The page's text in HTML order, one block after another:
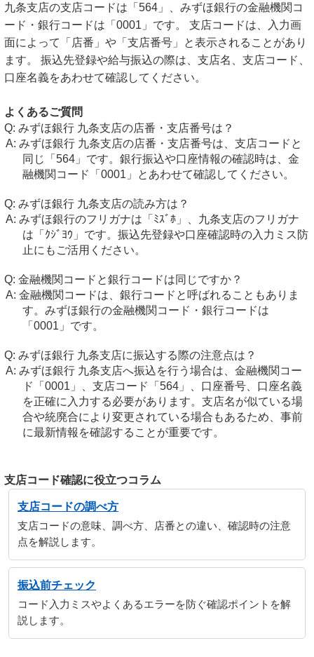
九条支店の支店コードは「564」、みずほ銀行の金融機関コ
ード・銀行コードは「0001」です。 支店コードは、入力画
面によって「店番」や「支店番号」と表示されることがあり
ます。 振込先登録や給与振込の際は、支店名、支店コード、
口座名義をあわせて確認してください。
よくあるご質問
みずほ銀行 九条支店の店番・支店番号は？
みずほ銀行 九条支店の店番・支店番号は、支店コードと
同じ「564」です。銀行振込や口座情報の確認時は、金
融機関コード「0001」とあわせて確認してください。
みずほ銀行 九条支店の読み方は？
みずほ銀行のフリガナは「ﾐｽﾞﾎ」、九条支店のフリガナ
は「ｸｼﾞﾖｳ」です。振込先登録や口座確認時の入力ミス防
止にもご活用ください。
金融機関コードと銀行コードは同じですか？
金融機関コードは、銀行コードと呼ばれることもありま
す。みずほ銀行の金融機関コード・銀行コードは
「0001」です。
みずほ銀行 九条支店に振込する際の注意点は？
みずほ銀行 九条支店へ振込を行う場合は、金融機関コー
ド「0001」、支店コード「564」、口座番号、口座名義
を正確に入力する必要があります。支店名が似ている場
合や統廃合により変更されている場合もあるため、事前
に最新情報を確認することが重要です。
支店コード確認に役立つコラム
支店コードの調べ方
支店コードの意味、調べ方、店番との違い、確認時の注意
点を解説します。
振込前チェック
コード入力ミスやよくあるエラーを防ぐ確認ポイントを解
説します。